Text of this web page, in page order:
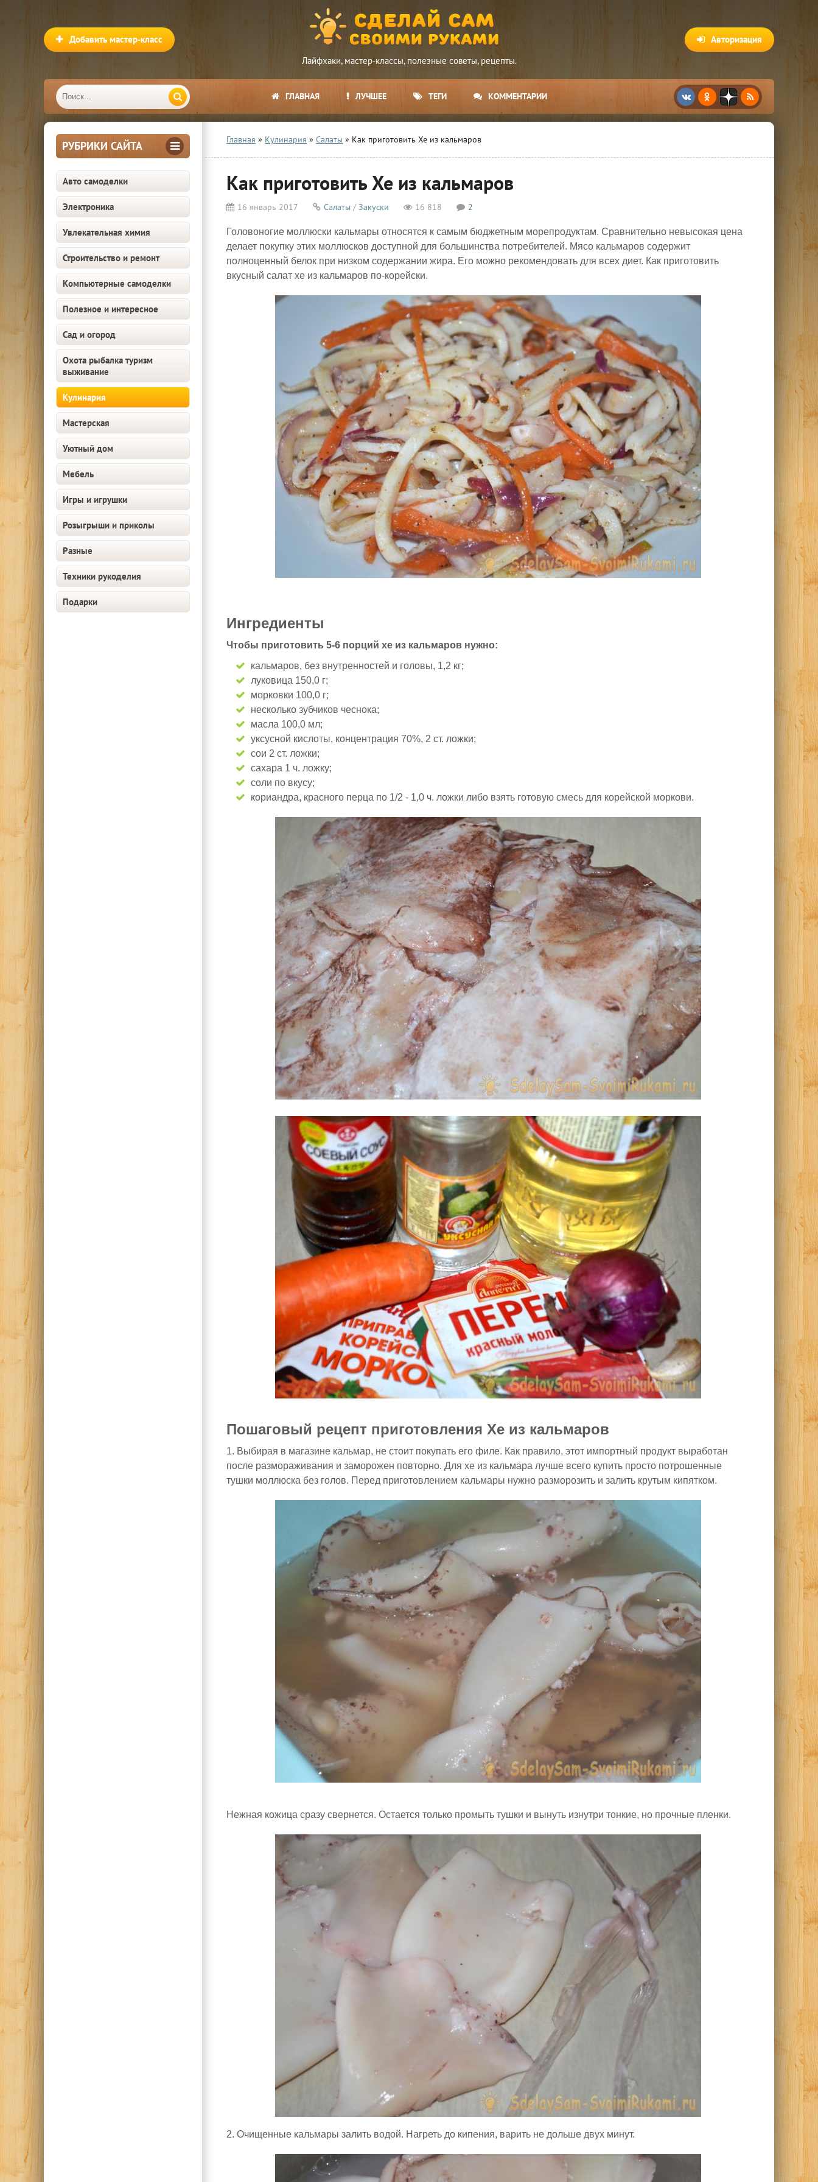
Лайфхаки, мастер-классы, полезные советы, рецепты.
Авторизация
Добавить мастер-класс
ГЛАВНАЯ ЛУЧШЕЕ ТЕГИ КОММЕНТАРИИ
РУБРИКИ САЙТА
Авто самоделки
Электроника
Увлекательная химия
Строительство и ремонт
Компьютерные самоделки
Полезное и интересное
Сад и огород
Охота рыбалка туризм
выживание
Кулинария
Мастерская
Уютный дом
Мебель
Игры и игрушки
Розыгрыши и приколы
Разные
Техники рукоделия
Подарки
Главная » Кулинария » Салаты » Как приготовить Хе из кальмаров
Как приготовить Хе из кальмаров
16 январь 2017 Салаты /Закуски 16 818 2
Головоногие моллюски кальмары относятся к самым бюджетным морепродуктам. Сравнительно невысокая цена
делает покупку этих моллюсков доступной для большинства потребителей. Мясо кальмаров содержит
полноценный белок при низком содержании жира. Его можно рекомендовать для всех диет. Как приготовить
вкусный салат хе из кальмаров по-корейски.
Ингредиенты
Чтобы приготовить 5-6 порций хе из кальмаров нужно:
кальмаров, без внутренностей и головы, 1,2 кг;
луковица 150,0 г;
морковки 100,0 г;
несколько зубчиков чеснока;
масла 100,0 мл;
уксусной кислоты, концентрация 70%, 2 ст. ложки;
сои 2 ст. ложки;
сахара 1 ч. ложку;
соли по вкусу;
кориандра, красного перца по 1/2 - 1,0 ч. ложки либо взять готовую смесь для корейской моркови.
Пошаговый рецепт приготовления Хе из кальмаров
1. Выбирая в магазине кальмар, не стоит покупать его филе. Как правило, этот импортный продукт выработан
после размораживания и заморожен повторно. Для хе из кальмара лучше всего купить просто потрошенные
тушки моллюска без голов. Перед приготовлением кальмары нужно разморозить и залить крутым кипятком.
Нежная кожица сразу свернется. Остается только промыть тушки и вынуть изнутри тонкие, но прочные пленки.
2. Очищенные кальмары залить водой. Нагреть до кипения, варить не дольше двух минут.